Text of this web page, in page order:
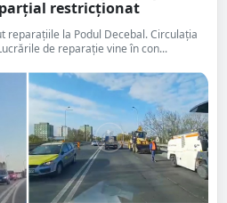
parțial restricționat
reparațiile la Podul Decebal. Circulația
de reparație vine în con...